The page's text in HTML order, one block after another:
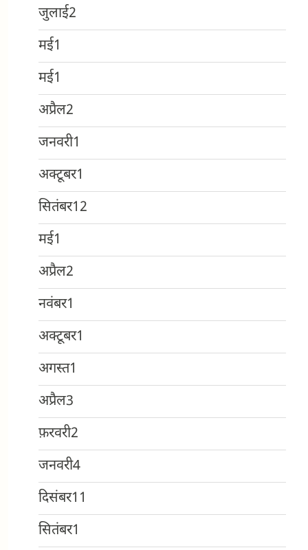
जुलाई2
मई1
मई1
अप्रैल2
जनवरी1
अक्टूबर1
सितंबर12
मई1
अप्रैल2
नवंबर1
अक्टूबर1
अगस्त1
अप्रैल3
फ़रवरी2
जनवरी4
दिसंबर11
सितंबर1